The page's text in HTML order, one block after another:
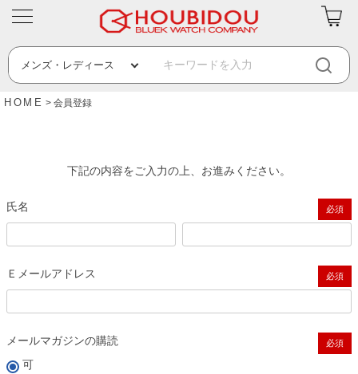
HOME 会員登録
下記の内容をご入力の上、お進みください。
氏名
Ｅメールアドレス
メールマガジンの購読
可